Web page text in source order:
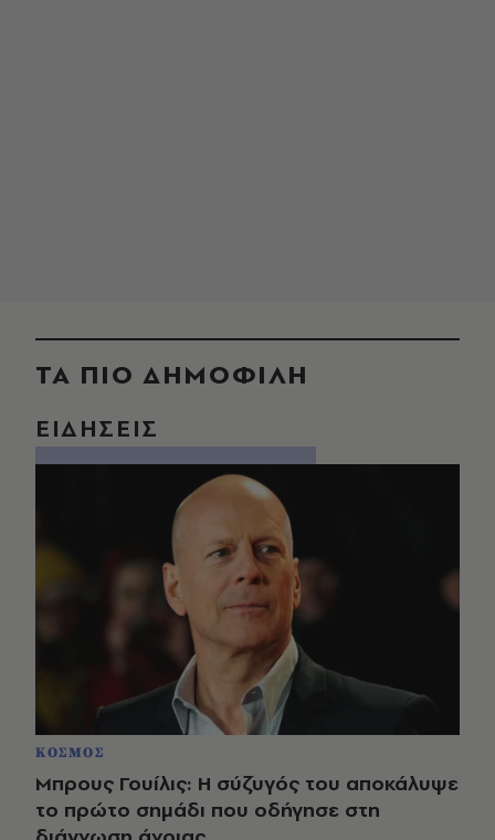
ΤΑ ΠΙΟ ΔΗΜΟΦΙΛΗ
ΕΙΔΗΣΕΙΣ
ΚΟΣΜΟΣ
Μπρους Γουίλις: Η σύζυγός του αποκάλυψε
το πρώτο σημάδι που οδήγησε στη